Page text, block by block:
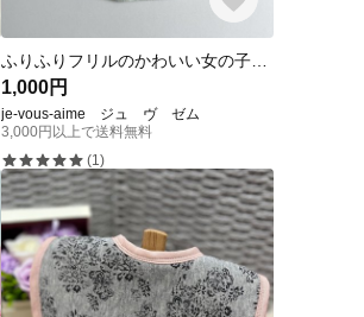
1,000円
je-vous-aime ジュ ヴ ゼム
3,000円以上で送料無料
(1)